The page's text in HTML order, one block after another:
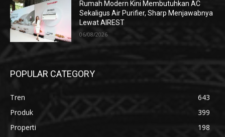
Rumah Modern Kini Membutuhkan AC
Sekaligus Air Purifier, Sharp Menjawabnya
Lewat AIREST
06/08/2026
POPULAR CATEGORY
Tren
643
Produk
399
Properti
198